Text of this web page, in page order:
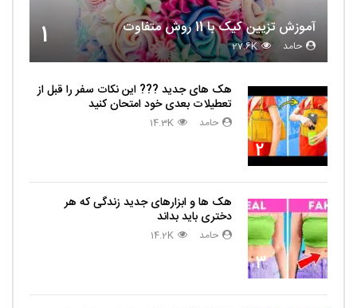
1 آموزش تزیین کیک با 11 روش متفاوت
حامد 27.6K
2
هک های جدید ??️? این نکات سفر را قبل از
تعطیلات بعدی خود امتحان کنید
حامد 14.3K
3
هک ها و ابزارهای جدید زندگی که هر
دختری باید بداند
حامد 14.2K